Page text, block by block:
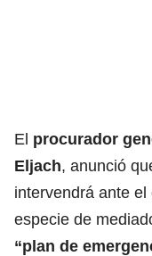
El procurador
Eljach, anunció
intervendrá ante
especie de
“plan de